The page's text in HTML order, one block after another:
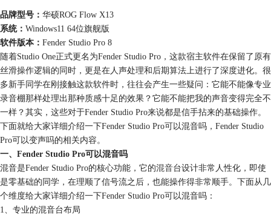
购买
品牌型号： 华硕ROG Flow X13
系统： Windows11 64位旗舰版
软件版本： Fender Studio Pro 8
随着Studio One正式更名为Fender Studio Pro，这款宿主软件在保留了原有
丝滑操作逻辑的同时，更是在人声处理和后期算法上进行了深度进化。很
多新手同学在刚接触这款软件时，往往会产生一些疑问：它能不能像专业
录音棚那样处理出那种质感十足的效果？它能不能把我的声音变得完全不
一样？其实，这些对于Fender Studio Pro来说都是信手拈来的基础操作。
下面就给大家详细介绍一下Fender Studio Pro可以混音吗，Fender Studio
Pro可以变声吗的相关内容。
一、Fender Studio Pro可以混音吗
混音是Fender Studio Pro的核心功能，它的混音台设计非常人性化，即使
是零基础的同学，在理顺了信号流之后，也能操作得非常顺手。下面从几
个维度给大家详细介绍一下Fender Studio Pro可以混音吗：
1、专业的混音台布局